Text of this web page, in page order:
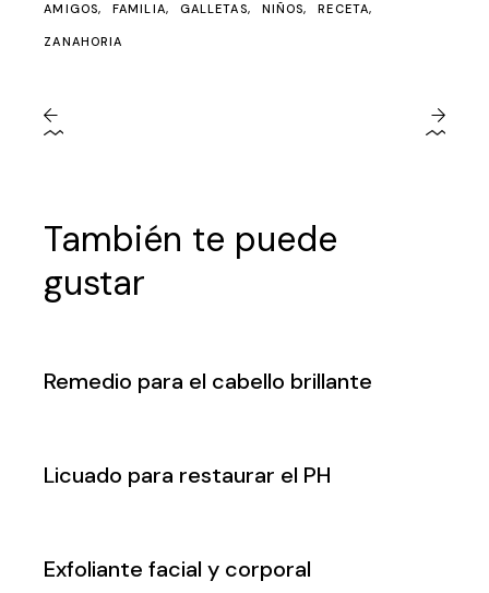
AMIGOS FAMILIA GALLETAS NIÑOS RECETA
ZANAHORIA
También te puede
gustar
Remedio para el cabello brillante
Licuado para restaurar el PH
Exfoliante facial y corporal